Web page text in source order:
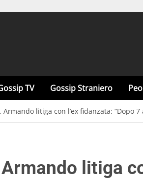
TV Gossip Straniero
litiga con l’ex fidanzata: “Dopo
litiga